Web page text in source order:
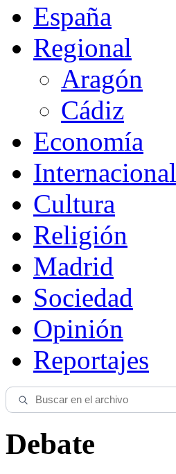
España
Regional
Aragón
Cádiz
Economía
Internacional
Cultura
Religión
Madrid
Sociedad
Opinión
Reportajes
Debate